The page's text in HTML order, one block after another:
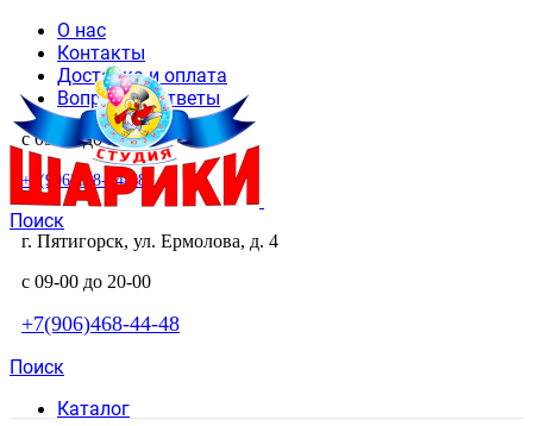
О нас
Контакты
Доставка и оплата
Вопросы и ответы
с 09-00 до 20-00
+7(906)468-44-48
Поиск
г. Пятигорск, ул. Ермолова, д. 4
с 09-00 до 20-00
+7(906)468-44-48
Поиск
Каталог